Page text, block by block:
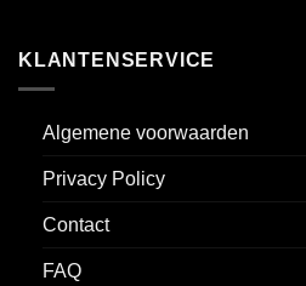
KLANTENSERVICE
Algemene voorwaarden
Privacy Policy
Contact
FAQ